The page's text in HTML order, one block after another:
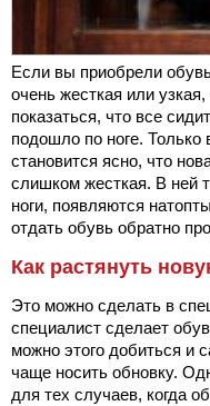
Если вы приобрели
очень жесткая или
показаться, что все
подошло по ноге. Только
становится ясно, что
слишком жесткая. В ней
ноги, появляются
отдать обувь обратно
Как растянуть
Это можно сделать в
специалист сделает
можно этого добиться и
чаще носить обновку.
для тех случаев, когда